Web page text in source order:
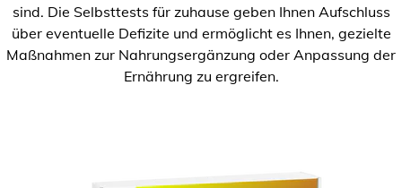
sind. Die Selbsttests für zuhause geben Ihnen Aufschluss
über eventuelle Defizite und ermöglicht es Ihnen, gezielte
Maßnahmen zur Nahrungsergänzung oder Anpassung der
Ernährung zu ergreifen.